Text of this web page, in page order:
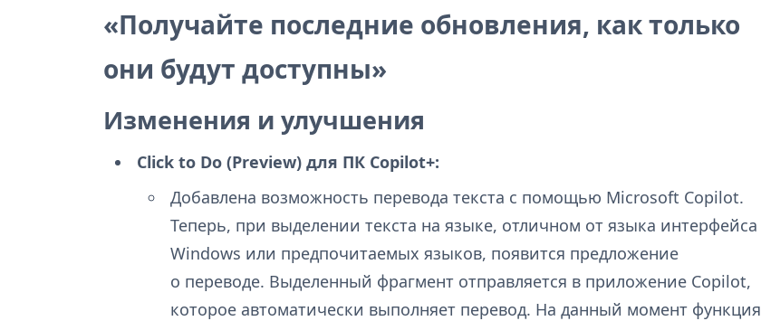
«Получайте последние обновления, как только
они будут доступны»
Изменения и улучшения
Click to Do (Preview) для ПК Copilot+:
Добавлена возможность перевода текста с помощью Microsoft Copilot.
Теперь, при выделении текста на языке, отличном от языка интерфейса
Windows или предпочитаемых языков, появится предложение
о переводе. Выделенный фрагмент отправляется в приложение Copilot,
которое автоматически выполняет перевод. На данный момент функция